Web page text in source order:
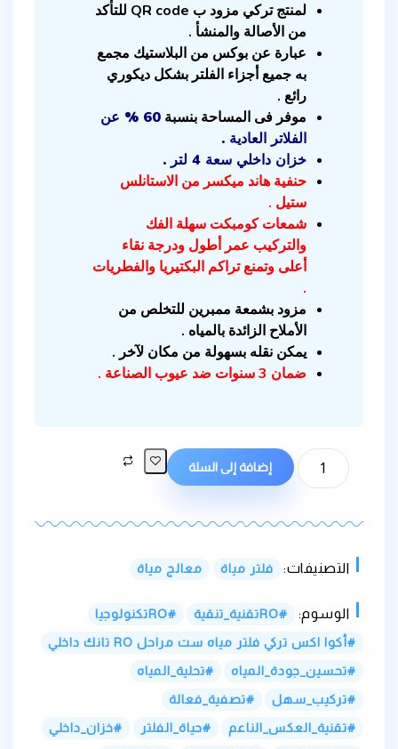
لمنتج تركي مزود ب QR code للتأكد
من الأصالة والمنشأ .
عبارة عن بوكس من البلاستيك مجمع
به جميع أجزاء الفلتر بشكل ديكوري
رائع .
موفر فى المساحة بنسبة
60 % عن
الفلاتر العادية .
خزان داخلي سعة 4 لتر .
حنفية هاند ميكسر من الاستانلس
ستيل .
شمعات كومبكت سهلة الفك
والتركيب عمر أطول ودرجة نقاء
أعلى وتمنع تراكم البكتيريا والفطريات
.
مزود بشمعة ممبرين للتخلص من
الأملاح الزائدة بالمياه .
يمكن نقله بسهولة من مكان لآخر .
ضمان 3 سنوات ضد عيوب الصناعة .
إضافة إلى السلة
التصنيفات: فلتر مياة معالج مياة
الوسوم: ROتقنية_تنقية
ROتكنولوجيا
أكوا اكس تركي فلتر مياه ست مراحل RO تانك داخلي
تحسين_جودة_المياه
تحلية_المياه
تركيب_سهل
تصفية_فعالة
تقنية_العكس_الناعم
حياة_الفلتر
خزان_داخلي